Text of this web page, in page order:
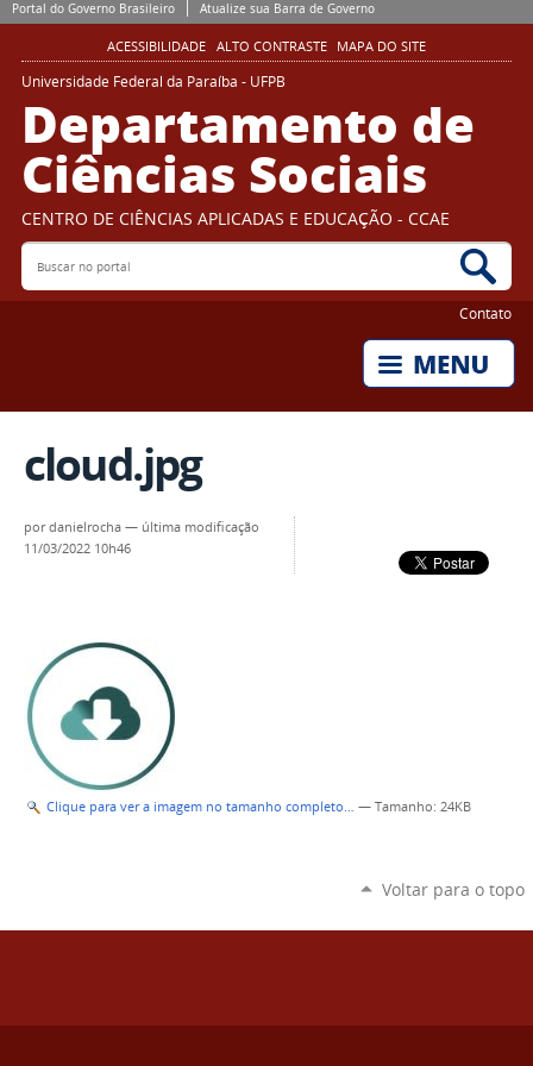
Portal do Governo Brasileiro Atualize sua Barra de Governo
ACESSIBILIDADE ALTO CONTRASTE MAPA DO SITE
Universidade Federal da Paraíba - UFPB
Departamento de
Ciências Sociais
CENTRO DE CIÊNCIAS APLICADAS E EDUCAÇÃO - CCAE
Buscar no portal
Contato
cloud.jpg
pordanielrocha — última modificação
11/03/2022 10h46
Clique para ver a imagem no tamanho completo… — Tamanho: 24KB
Voltar para o topo